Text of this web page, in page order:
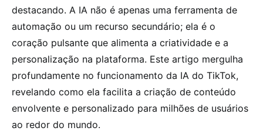
destacando. A IA não é apenas uma ferramenta de
automação ou um recurso secundário; ela é o
coração pulsante que alimenta a criatividade e a
personalização na plataforma. Este artigo mergulha
profundamente no funcionamento da IA do TikTok,
revelando como ela facilita a criação de conteúdo
envolvente e personalizado para milhões de usuários
ao redor do mundo.